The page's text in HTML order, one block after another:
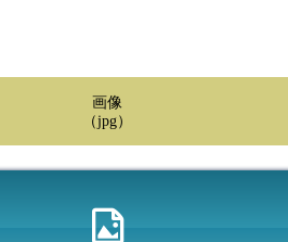
画像
（jpg）